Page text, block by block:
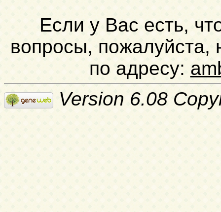
Если у Вас есть,
вопросы, пожалуйста,
по адресу:
Version 6.08